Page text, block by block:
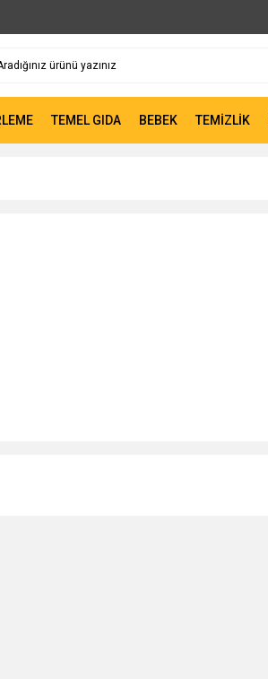
TEMEL GIDA BEBEK TEMİZLİK